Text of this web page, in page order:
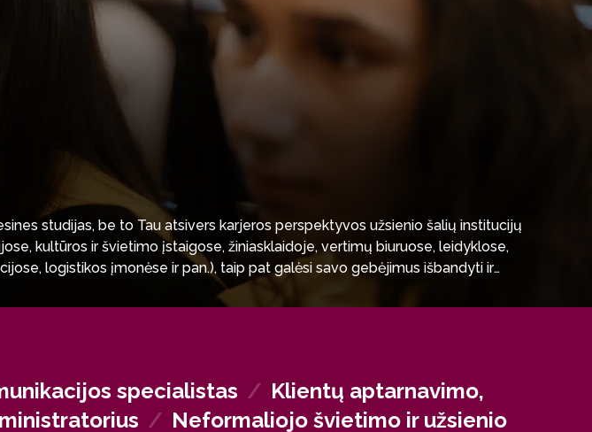
studijas, be to Tau atsivers karjeros perspektyvos užsienio šalių institucijų
kultūros ir švietimo įstaigose, žiniasklaidoje, vertimų biuruose, leidyklose,
logistikos įmonėse ir pan.), taip pat galėsi savo gebėjimus išbandyti ir
ir kūrybinės komunikacijos bei kitose srityse arba užsiimti savarankiška veikla.
specialistas / Klientų aptarnavimo,
/ Neformaliojo švietimo ir užsienio